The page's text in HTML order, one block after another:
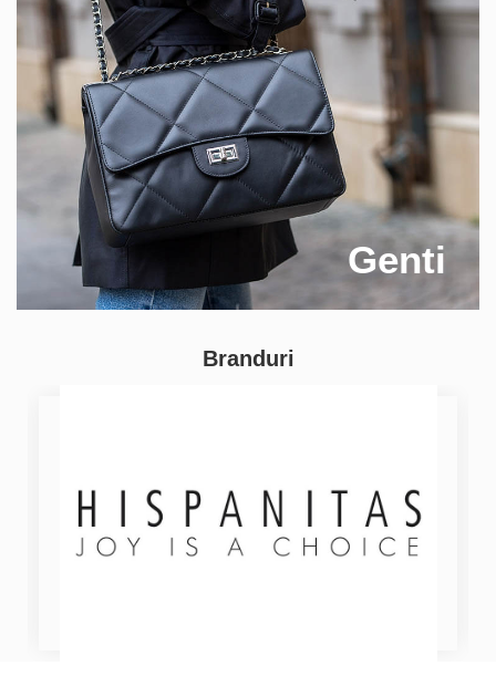
Genti
Branduri